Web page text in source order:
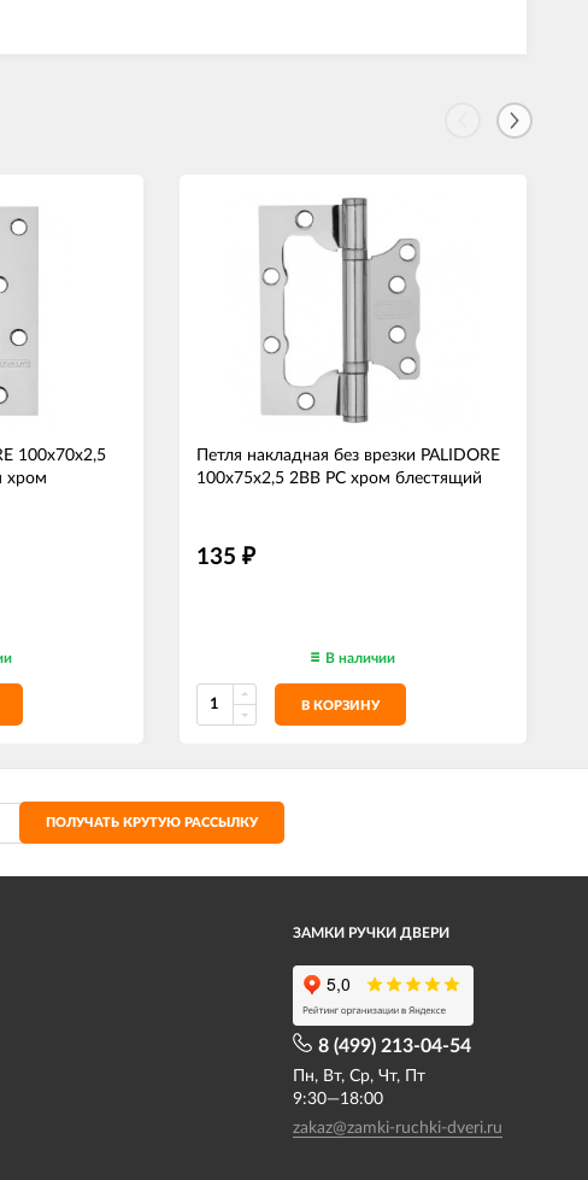
100х70х2,5
хром
Петля накладная без врезки PALIDORE
100x75x2,5 2BB PC хром блестящий
135 ₽
В наличии
В КОРЗИНУ
ПОЛУЧАТЬ КРУТУЮ РАССЫЛКУ
ЗАМКИ РУЧКИ ДВЕРИ
8 (499) 213-04-54​
Пн, Вт, Ср, Чт, Пт
9:30—18:00
zakaz@zamki-ruchki-dveri.ru